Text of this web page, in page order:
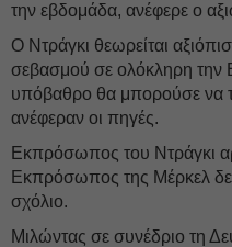
την εβδομάδα, ανέφερε ο
Ο Ντράγκι θεωρείται
σεβασμού σε ολόκληρη την
υπόβαθρο θα μπορούσε να
ανέφεραν οι πηγές.
Εκπρόσωπος του Ντράγκι
Εκπρόσωπος της Μέρκελ
σχόλιο.
Μιλώντας σε συνέδριο τη